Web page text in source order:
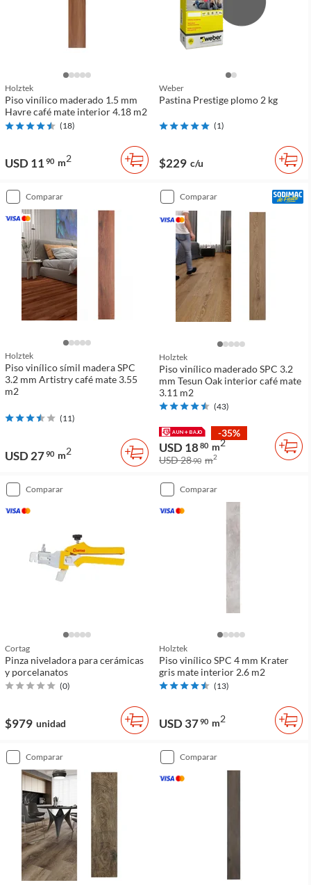
Holztek
Piso vinílico maderado 1.5 mm
Havre café mate interior 4.18 m2
(18)
USD 11 90 m2
Weber
Pastina Prestige plomo 2 kg
(1)
$229 c/u
comparar
Holztek
Piso vinílico símil madera SPC
3.2 mm Artistry café mate 3.55
m2
(11)
USD 2790 m2
comparar
Holztek
Piso vinílico maderado SPC 3.2
mm Tesun Oak interior café mate
3.11 m2
(43)
-35%
USD 1880 m2
USD 2890 m2
comparar
Cortag
Pinza niveladora para cerámicas
y porcelanatos
(0)
$979 unidad
comparar
Holztek
Piso vinílico SPC 4 mm Krater
gris mate interior 2.6 m2
(13)
USD 3790 m2
comparar comparar